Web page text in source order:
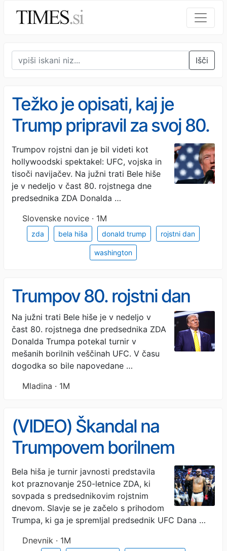
Išči
Težko je opisati, kaj je
Trump pripravil za svoj 80.
rojstni dan (FOTO)
Trumpov rojstni dan je bil videti kot
hollywoodski spektakel: UFC, vojska in
tisoči navijačev. Na južni trati Bele hiše
je v nedeljo v čast 80. rojstnega dne
predsednika ZDA Donalda …
Slovenske novice · 1M
zda bela hiša donald trump rojstni dan
washington
Trumpov 80. rojstni dan
Na južni trati Bele hiše je v nedeljo v
čast 80. rojstnega dne predsednika ZDA
Donalda Trumpa potekal turnir v
mešanih borilnih veščinah UFC. V času
dogodka so bile napovedane …
Mladina · 1M
(VIDEO) Škandal na
Trumpovem borilnem
spektaklu: Michelle
Obama je moški!
Bela hiša je turnir javnosti predstavila
kot praznovanje 250-letnice ZDA, ki
sovpada s predsednikovim rojstnim
dnevom. Slavje se je začelo s prihodom
Trumpa, ki ga je spremljal predsednik UFC Dana …
Dnevnik · 1M